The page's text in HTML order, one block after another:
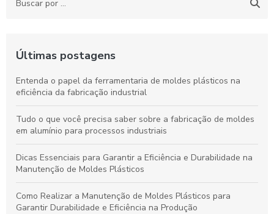
Últimas postagens
Entenda o papel da ferramentaria de moldes plásticos na
eficiência da fabricação industrial
Tudo o que você precisa saber sobre a fabricação de moldes
em alumínio para processos industriais
Dicas Essenciais para Garantir a Eficiência e Durabilidade na
Manutenção de Moldes Plásticos
Como Realizar a Manutenção de Moldes Plásticos para
Garantir Durabilidade e Eficiência na Produção